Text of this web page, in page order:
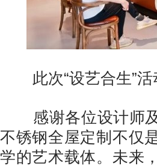
此次“设艺合生”活
感谢各位设计师及
不锈钢全屋定制不仅
学的艺术载体。未来